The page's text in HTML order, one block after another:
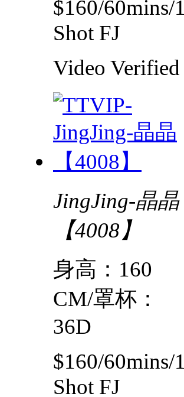
$160/60mins/1
Shot FJ
Video Verified
JingJing-晶晶
【4008】
身高：160
CM/罩杯：
36D
$160/60mins/1
Shot FJ